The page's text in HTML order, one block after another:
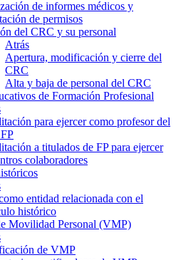
de informes médicos y
de permisos
del CRC y su personal
Atrás
Apertura, modificación y cierre del
CRC
Alta y baja de personal del CRC
de Formación Profesional
para ejercer como profesor del
a titulados de FP para ejercer
colaboradores
entidad relacionada con el
histórico
Movilidad Personal (VMP)
de VMP